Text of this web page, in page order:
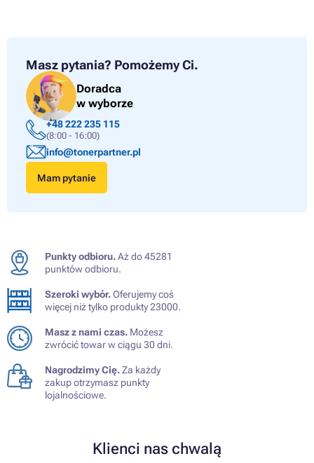
Masz pytania? Pomożemy Ci.
Doradca
w wyborze
+48 222 235 115
(8:00 - 16:00)
info@tonerpartner.pl
Mam pytanie
Punkty odbioru.Aż do 45281
punktów odbioru.
Szeroki wybór.Oferujemy coś
więcej niż tylko produkty 23000.
Masz z nami czas. Możesz
zwrócić towar w ciągu 30 dni.
Nagrodzimy Cię.Za każdy
zakup otrzymasz punkty
lojalnościowe.
Klienci nas chwalą